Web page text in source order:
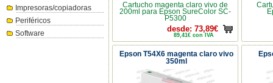
Impresoras/copiadoras
Periféricos
Software
Cartucho magenta claro vivo de
200ml para Epson SureColor SC-
P5300
desde: 73,89€
89,41€ con IVA
Epson T54X6 magenta claro vivo
350ml